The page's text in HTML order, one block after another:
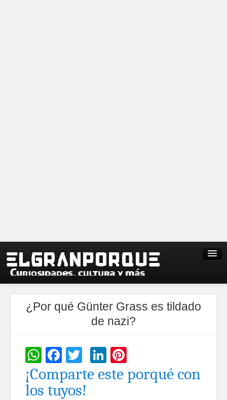
¿Por qué Günter Grass es tildado
de nazi?
WhatsApp
Facebook
TwitterLinkedIn
¡Comparte este porqué con
los tuyos!